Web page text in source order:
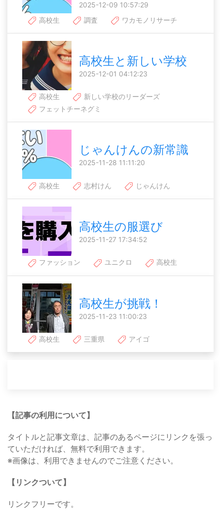
2025-12-09 10:57:29
高校生
調査 ワカモノリサーチ
高校生と新しい学校
2025-12-01 04:12:23
高校生
新しい学校のリーダーズ
フェットチーネグミ
じゃんけんの新常識
2025-11-28 11:11:20
高校生 志村けん じゃんけん
高校生の服選び
2025-11-27 17:34:52
ファッション ユニクロ 高校生
高校生が挑戦！
2025-11-23 11:00:23
高校生 三重県 アイゴ
【記事の利用について】
タイトルと記事文章は、記事のあるページにリンクを張っ
ていただければ、無料で利用できます。
※画像は、利用できませんのでご注意ください。
【リンクついて】
リンクフリーです。